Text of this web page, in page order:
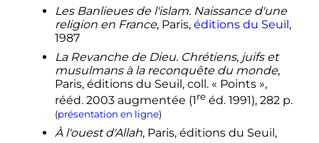
Les Banlieues de l'islam. Naissance d'une
religion en France, Paris, éditions du Seuil,
1987
La Revanche de Dieu. Chrétiens, juifs et
musulmans à la reconquête du monde,
Paris, éditions du Seuil, coll.« Points »,
rééd. 2003 augmentée (1re éd.1991), 282 p.
(présentation en ligne)
À l'ouest d'Allah, Paris, éditions du Seuil,